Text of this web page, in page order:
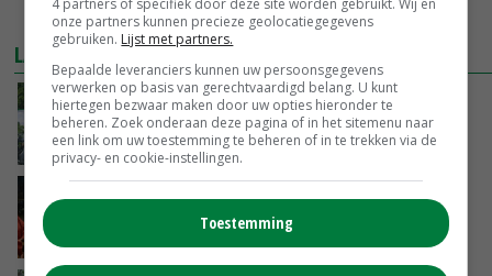
MEER MARKTPRIJZEN
LAATSTE NIEUWS
Oekraïne-vlogger Kees Huizinga: ‘Bezoek van
de ambassade mag zelf groente plukken’
VANDAAG, 12:00
Ministerie zoekt tweehonderd agrariërs die
mee willen denken
onze partners kunnen precieze geolocatiegegevens
gebruiken. Lijst met partners.
Bepaalde leveranciers kunnen uw persoonsgegevens
verwerken op basis van gerechtvaardigd belang. U kunt
hiertegen bezwaar maken door uw opties hieronder te
beheren. Zoek onderaan deze pagina of in het sitemenu naar
een link om uw toestemming te beheren of in te trekken via de
privacy- en cookie-instellingen.
Toestemming